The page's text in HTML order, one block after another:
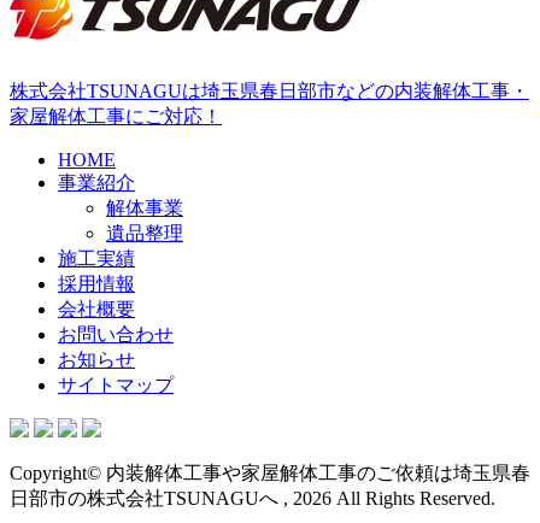
株式会社TSUNAGUは埼玉県春日部市などの内装解体工事・
家屋解体工事にご対応！
HOME
事業紹介
解体事業
遺品整理
施工実績
採用情報
会社概要
お問い合わせ
お知らせ
サイトマップ
Copyright© 内装解体工事や家屋解体工事のご依頼は埼玉県春
日部市の株式会社TSUNAGUへ , 2026 All Rights Reserved.